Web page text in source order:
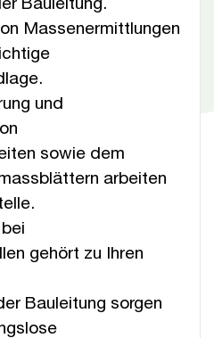
Massenermittlungen
und
sowie dem
arbeiten
gehört zu Ihren
Bauleitung sorgen